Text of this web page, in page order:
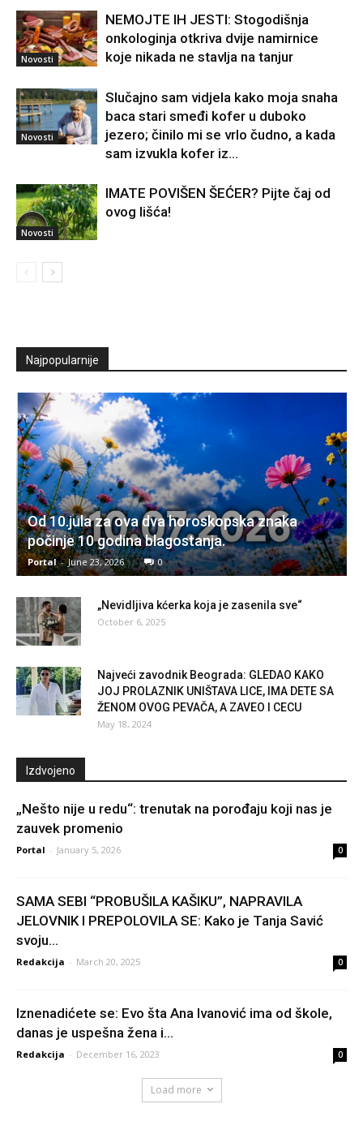
Novosti
NEMOJTE IH JESTI: Stogodišnja
onkologinja otkriva dvije namirnice
koje nikada ne stavlja na tanjur
Novosti
Slučajno sam vidjela kako moja snaha
baca stari smeđi kofer u duboko
jezero; činilo mi se vrlo čudno, a kada
sam izvukla kofer iz...
Novosti
IMATE POVIŠEN ŠEĆER? Pijte čaj od
ovog lišća!
Najpopularnije
Od 10.jula za ova dva horoskopska znaka
počinje 10 godina blagostanja.
Portal - June 23, 2026 0
„Nevidljiva kćerka koja je zasenila sve“
October 6, 2025
Najveći zavodnik Beograda: GLEDAO KAKO
JOJ PROLAZNIK UNIŠTAVA LICE, IMA DETE SA
ŽENOM OVOG PEVAČA, A ZAVEO I CECU
May 18, 2024
Izdvojeno
„Nešto nije u redu“: trenutak na porođaju koji nas je
zauvek promenio
Portal - January 5, 2026 0
SAMA SEBI “PROBUŠILA KAŠIKU”, NAPRAVILA
JELOVNIK I PREPOLOVILA SE: Kako je Tanja Savić
svoju...
Redakcija - March 20, 2025 0
Iznenadićete se: Evo šta Ana Ivanović ima od škole,
danas je uspešna žena i...
Redakcija - December 16, 2023 0
Load more